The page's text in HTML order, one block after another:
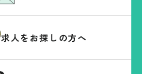
求人をお探しの方へ